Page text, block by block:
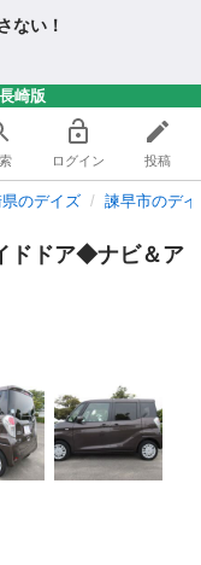
ない！
崎版
ログイン 投稿
のデイズ 諫早市のデ
ドドア◆ナビ＆ア